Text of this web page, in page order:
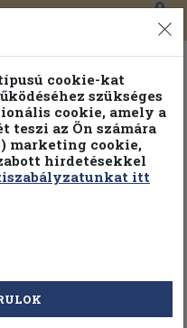
0
Válasszon példányt
cookie-kat
szükséges
cookie, amely a
teszi az Ön számára
marketing cookie,
hirdetésekkel
itt